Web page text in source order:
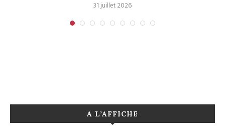
31 juillet 2026
A L’AFFICHE